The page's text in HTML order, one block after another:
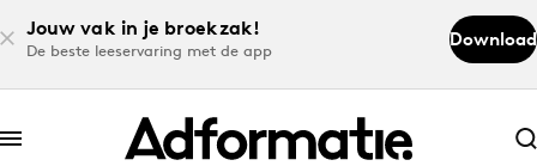
Jouw vak in je broekzak!
De beste leeservaring met de app
Download
Abonneer nu
Abonneer nu